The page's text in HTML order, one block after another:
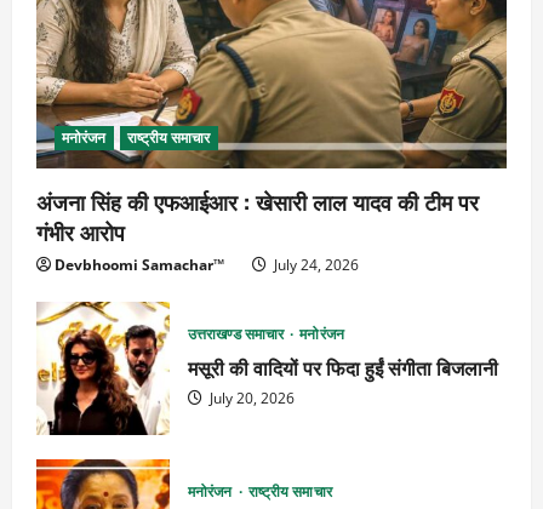
मनोरंजन राष्ट्रीय समाचार
अंजना सिंह की एफआईआर : खेसारी लाल यादव की टीम पर
गंभीर आरोप
Devbhoomi Samachar™ July 24, 2026
उत्तराखण्ड समाचार मनोरंजन
मसूरी की वादियों पर फिदा हुईं संगीता बिजलानी
July 20, 2026
मनोरंजन राष्ट्रीय समाचार